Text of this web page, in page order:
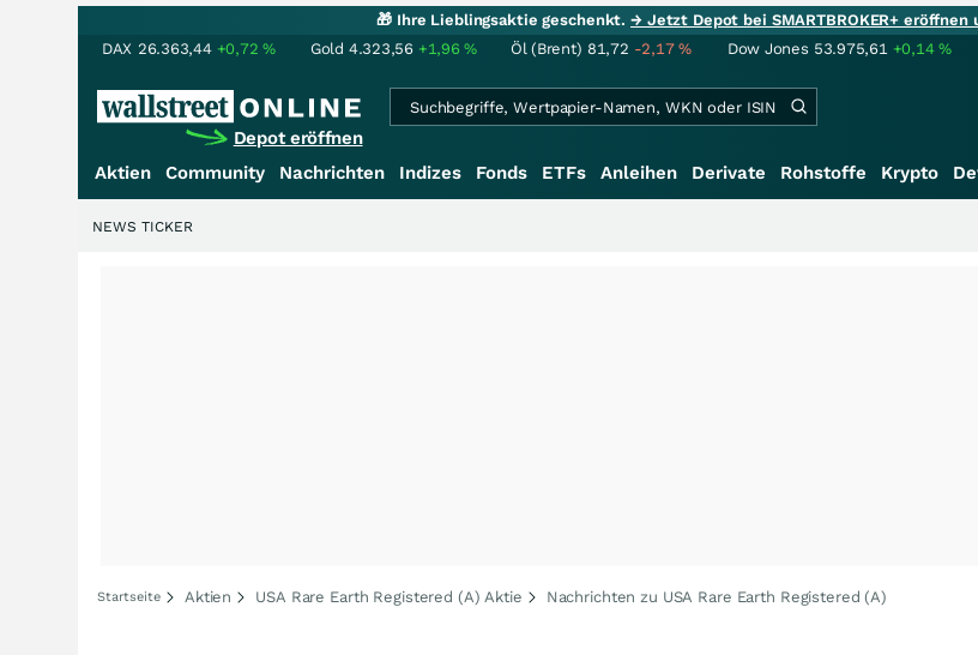
🎁 Ihre Lieblingsaktie geschenkt.→ Jetzt Depot bei SMARTBROKER+
DAX 26.363,44 +0,72% Gold 4.323,56 +1,96% Öl (Brent) 81,72 -2,17% Dow Jones 53.975,61 +0,14%
Depot eröffnen
Aktien Community Nachrichten Indizes Fonds ETFs Anleihen Derivate Rohstoffe Krypto
NEWS TICKER
Startseite Aktien USA Rare Earth Registered (A) Aktie Nachrichten zu USA Rare Earth Registered (A)